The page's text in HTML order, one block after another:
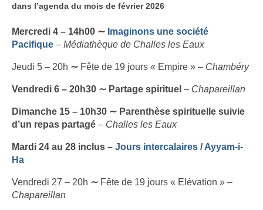
dans l’agenda du mois de février 2026
Mercredi 4 – 14h00 ∼ Imaginons une société
Pacifique – Médiathèque de Challes les Eaux
Jeudi 5 – 20h ∼ Fête de 19 jours « Empire » – Chambéry
Vendredi 6 – 20h30 ∼ Partage spirituel – Chapareillan
Dimanche 15 – 10h30 ∼ Parenthèse spirituelle suivie
d’un repas partagé – Challes les Eaux
Mardi 24 au 28 inclus – Jours intercalaires / Ayyam-i-
Ha
Vendredi 27 – 20h ∼ Fête de 19 jours « Elévation » –
Chapareillan